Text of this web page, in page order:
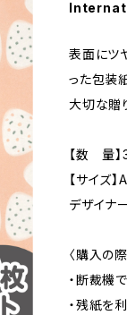
表面にツ
った包装
大切な贈
【数 量】
【サイズ
デザイナ
〈購入の
・断裁機
・残紙を